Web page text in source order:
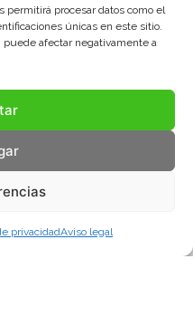
permitirá procesar datos como el
únicas en este sitio.
afectar negativamente a
privacidadAviso legal